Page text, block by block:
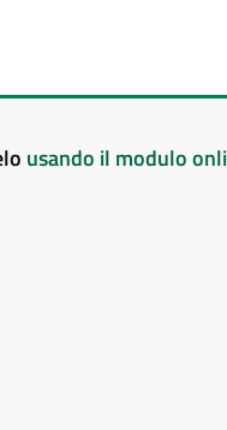
usando il modulo